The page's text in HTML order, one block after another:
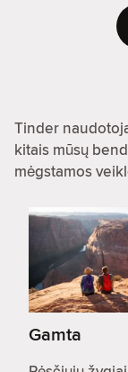
Tinder
kitais mūsų
mėgstamos
Gamta